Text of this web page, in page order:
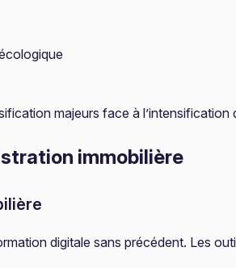
majeurs face à
immobilière
digitale sans précédent. Les